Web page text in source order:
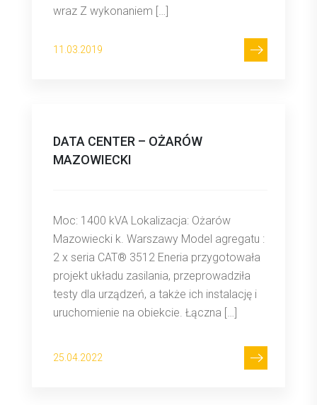
wraz Z wykonaniem […]
11.03.2019
DATA CENTER – OŻARÓW
MAZOWIECKI
Moc: 1400 kVA Lokalizacja: Ożarów
Mazowiecki k. Warszawy Model agregatu :
2 x seria CAT® 3512 Eneria przygotowała
projekt układu zasilania, przeprowadziła
testy dla urządzeń, a także ich instalację i
uruchomienie na obiekcie. Łączna […]
25.04.2022